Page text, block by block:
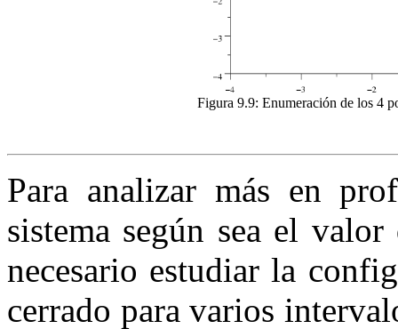
Figura 9.9: Enumeración de los 4
Para analizar más en
sistema según sea el
necesario estudiar la
cerrado para varios